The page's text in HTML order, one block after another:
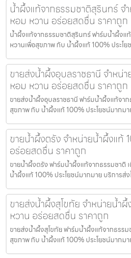
น้ำผึ้งแท้จากธรรมชาติสุรินทร์ จ
หอม หวาน อร่อยสดชื่น ราคาถูก
น้ำผึ้งแท้จากธรรมชาติสุรินทร์ ฟาร์มน้ำผึ้งแ
หวานเพื่อสุขภาพ กับ น้ำผึ้งแท้ 100% ประโ
ขายส่งน้ำผึ้งอุบลราชธานี จำหน่
หอม หวาน อร่อยสดชื่น ราคาถูก
ขายส่งน้ำผึ้งอุบลราชธานี ฟาร์มน้ำผึ้งแท้จา
สุขภาพ กับ น้ำผึ้งแท้ 100% ประโยชน์มากม
ขายน้ำผึ้งตรัง จำหน่ายน้ำผึ้งแท้
อร่อยสดชื่น ราคาถูก
ขายน้ำผึ้งตรัง ฟาร์มน้ำผึ้งแท้จากธรรมชาติ
น้ำผึ้งแท้ 100% ประโยชน์มากมาย บริการส่
ขายส่งน้ำผึ้งสุโขทัย จำหน่ายน้ำ
หวาน อร่อยสดชื่น ราคาถูก
ขายส่งน้ำผึ้งสุโขทัย ฟาร์มน้ำผึ้งแท้จากธรร
สุขภาพ กับ น้ำผึ้งแท้ 100% ประโยชน์มากม